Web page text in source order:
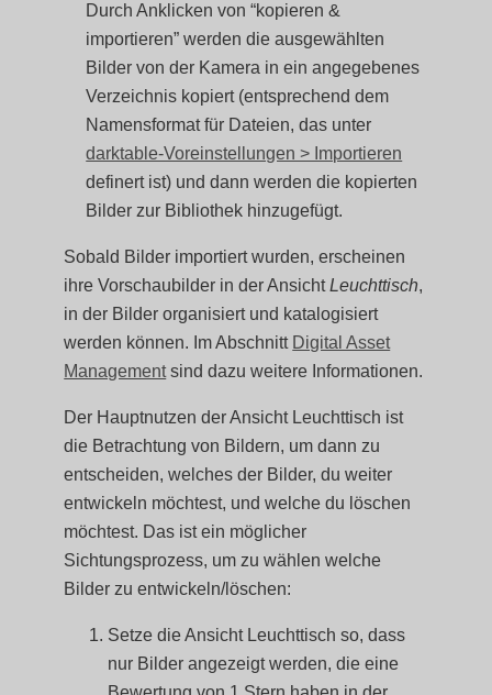
Durch Anklicken von “kopieren &
importieren” werden die ausgewählten
Bilder von der Kamera in ein angegebenes
Verzeichnis kopiert (entsprechend dem
Namensformat für Dateien, das unter
darktable-Voreinstellungen > Importieren
definert ist) und dann werden die kopierten
Bilder zur Bibliothek hinzugefügt.
Sobald Bilder importiert wurden, erscheinen
ihre Vorschaubilder in der AnsichtLeuchttisch,
in der Bilder organisiert und katalogisiert
werden können. Im Abschnitt Digital Asset
Managementsind dazu weitere Informationen.
Der Hauptnutzen der Ansicht Leuchttisch ist
die Betrachtung von Bildern, um dann zu
entscheiden, welches der Bilder, du weiter
entwickeln möchtest, und welche du löschen
möchtest. Das ist ein möglicher
Sichtungsprozess, um zu wählen welche
Bilder zu entwickeln/löschen:
Setze die Ansicht Leuchttisch so, dass
nur Bilder angezeigt werden, die eine